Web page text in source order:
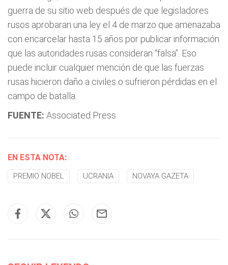
guerra de su sitio web después de que legisladores
rusos aprobaran una ley el 4 de marzo que amenazaba
con encarcelar hasta 15 años por publicar información
que las autoridades rusas consideran “falsa”. Eso
puede incluir cualquier mención de que las fuerzas
rusas hicieron daño a civiles o sufrieron pérdidas en el
campo de batalla.
FUENTE: Associated Press
EN ESTA NOTA:
PREMIO NOBEL UCRANIA NOVAYA GAZETA